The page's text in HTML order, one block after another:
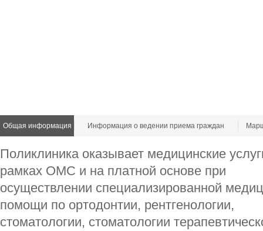
Общая информация Информация о ведении приема граждан
Поликлиника оказывает медицинские
рамках ОМС и на платной основе при
осуществлении специализированной
помощи по ортодонтии, рентгенологии,
стоматологии, стоматологии